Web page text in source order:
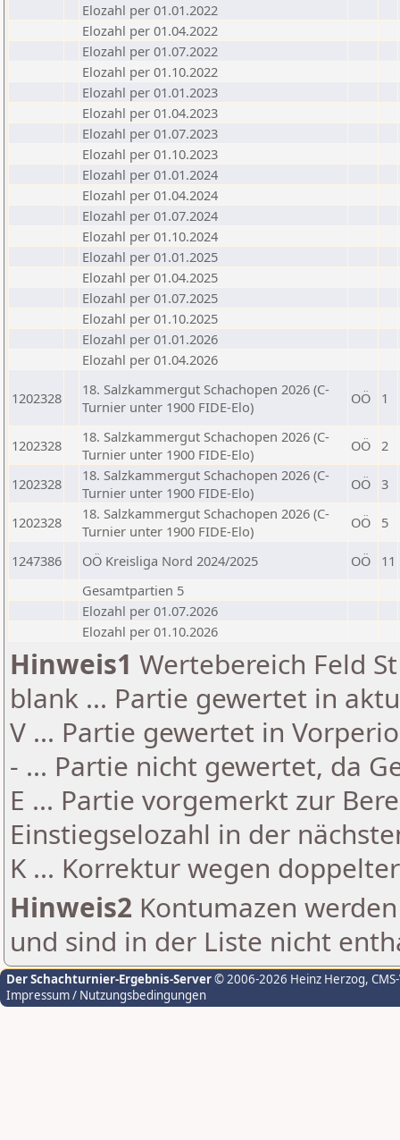
Elozahl per 01.01.2022
Elozahl per 01.04.2022
Elozahl per 01.07.2022
Elozahl per 01.10.2022
Elozahl per 01.01.2023
Elozahl per 01.04.2023
Elozahl per 01.07.2023
Elozahl per 01.10.2023
Elozahl per 01.01.2024
Elozahl per 01.04.2024
Elozahl per 01.07.2024
Elozahl per 01.10.2024
Elozahl per 01.01.2025
Elozahl per 01.04.2025
Elozahl per 01.07.2025
Elozahl per 01.10.2025
Elozahl per 01.01.2026
Elozahl per 01.04.2026
1202328
18. Salzkammergut Schachopen 2026 (C-
Turnier unter 1900 FIDE-Elo)
OÖ 1
1202328
18. Salzkammergut Schachopen 2026 (C-
Turnier unter 1900 FIDE-Elo)
OÖ 2
1202328
18. Salzkammergut Schachopen 2026 (C-
Turnier unter 1900 FIDE-Elo)
OÖ 3
1202328
18. Salzkammergut Schachopen 2026 (C-
Turnier unter 1900 FIDE-Elo)
OÖ 5
1247386 OÖ Kreisliga Nord 2024/2025 OÖ
11
Gesamtpartien 5
Elozahl per 01.07.2026
Elozahl per 01.10.2026
Hinweis1 Wertebereich Feld
blank ... Partie gewertet in
V ... Partie gewertet in
- ... Partie nicht gewertet, da
E ... Partie vorgemerkt zur
Einstiegselozahl in der
K ... Korrektur wegen
Hinweis2 Kontumazen
und sind in der Liste nicht
Der Schachturnier-Ergebnis-Server© 2006-2026 Heinz Herzog,
Impressum / Nutzungsbedingungen